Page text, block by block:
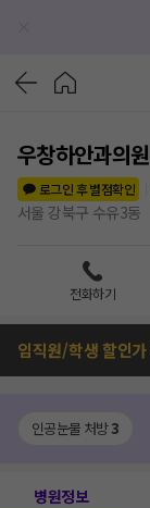
우창하안과의원
로그인 후 별점확인
서울 강북구 수유3동
전화하기
임직원/학생 할인가
인공눈물 처방3
병원정보